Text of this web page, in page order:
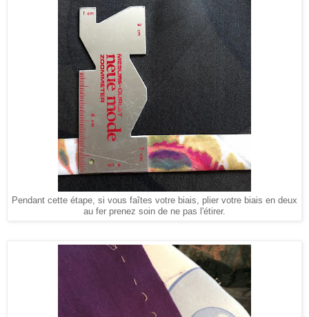
Pendant cette étape, si vous faîtes votre biais, plier votre biais en deux
au fer prenez soin de ne pas l'étirer.